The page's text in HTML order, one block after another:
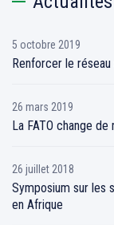
5 octobre 2019
Renforcer le réseau
26 mars 2019
La FATO change de
26 juillet 2018
Symposium sur les
en Afrique